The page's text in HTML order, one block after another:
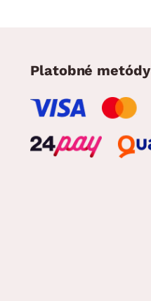
Platobné metódy